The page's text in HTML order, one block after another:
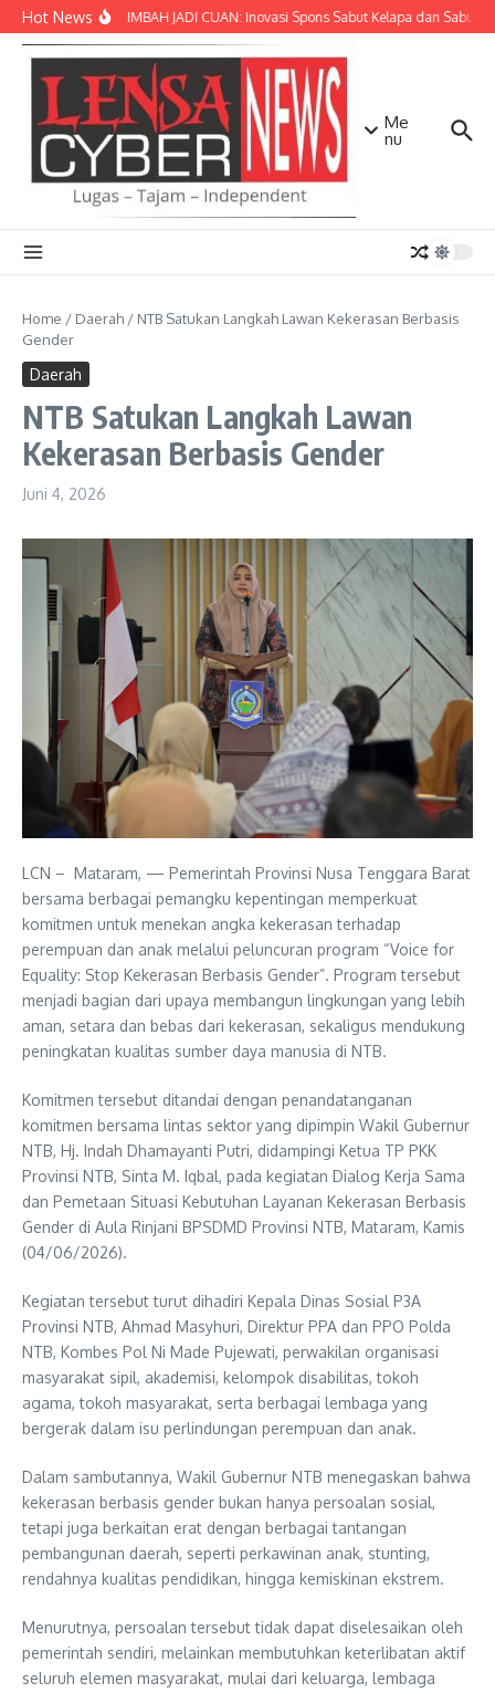
Lewati ke konten
Hot NewsSULAP LIMBAH JADI CUAN: Inovasi Spons Sabut Kelapa dan Sabun
Me
nu
Home / Daerah / NTB Satukan Langkah Lawan Kekerasan Berbasis
Gender
Daerah
NTB Satukan Langkah Lawan
Kekerasan Berbasis Gender
Juni 4, 2026
LCN – Mataram, — Pemerintah Provinsi Nusa Tenggara Barat
bersama berbagai pemangku kepentingan memperkuat
komitmen untuk menekan angka kekerasan terhadap
perempuan dan anak melalui peluncuran program “Voice for
Equality: Stop Kekerasan Berbasis Gender”. Program tersebut
menjadi bagian dari upaya membangun lingkungan yang lebih
aman, setara dan bebas dari kekerasan, sekaligus mendukung
peningkatan kualitas sumber daya manusia di NTB.
Komitmen tersebut ditandai dengan penandatanganan
komitmen bersama lintas sektor yang dipimpin Wakil Gubernur
NTB, Hj. Indah Dhamayanti Putri, didampingi Ketua TP PKK
Provinsi NTB, Sinta M. Iqbal, pada kegiatan Dialog Kerja Sama
dan Pemetaan Situasi Kebutuhan Layanan Kekerasan Berbasis
Gender di Aula Rinjani BPSDMD Provinsi NTB, Mataram, Kamis
(04/06/2026).
Kegiatan tersebut turut dihadiri Kepala Dinas Sosial P3A
Provinsi NTB, Ahmad Masyhuri, Direktur PPA dan PPO Polda
NTB, Kombes Pol Ni Made Pujewati, perwakilan organisasi
masyarakat sipil, akademisi, kelompok disabilitas, tokoh
agama, tokoh masyarakat, serta berbagai lembaga yang
bergerak dalam isu perlindungan perempuan dan anak.
Dalam sambutannya, Wakil Gubernur NTB menegaskan bahwa
kekerasan berbasis gender bukan hanya persoalan sosial,
tetapi juga berkaitan erat dengan berbagai tantangan
pembangunan daerah, seperti perkawinan anak, stunting,
rendahnya kualitas pendidikan, hingga kemiskinan ekstrem.
Menurutnya, persoalan tersebut tidak dapat diselesaikan oleh
pemerintah sendiri, melainkan membutuhkan keterlibatan aktif
seluruh elemen masyarakat, mulai dari keluarga, lembaga